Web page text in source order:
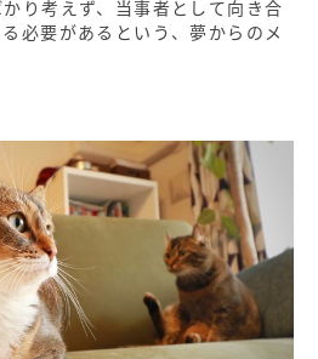
り考えず、当事者として向き合
必要があるという、夢からのメ